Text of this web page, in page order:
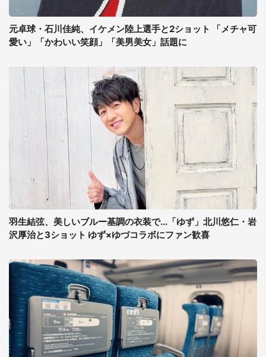
元卓球・石川佳純、イケメン陸上選手と2ショット 「メチャ可
愛い」「かわいい笑顔」「美男美女」話題に
羽生結弦、美しいブルー基調の衣装で...「ゆず」北川悠仁・岩
沢厚治と3ショット ゆず×ゆづコラボにファン歓喜